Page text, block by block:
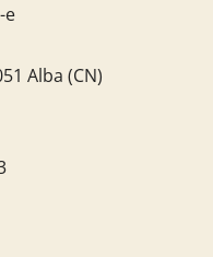
e
Alba (CN)